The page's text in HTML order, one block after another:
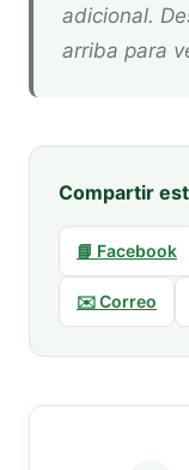
adicional.
arriba para
Compartir
📘 Facebook
✉️ Correo